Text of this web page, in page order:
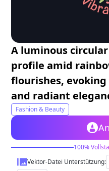
Free-Tools
A luminous
profile amid
flourishes,
and radiant
Fashion & Beauty
100%
Vektor-Datei Unterstützung: